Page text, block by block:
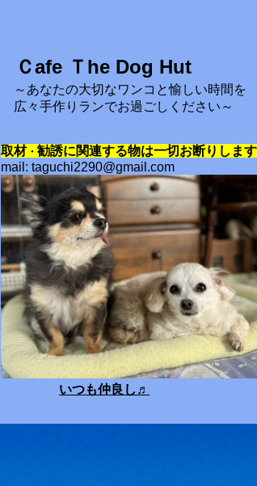
Ｃafe Ｔhe Dog Hut
～あなたの大切なワンコと愉しい時間を
広々手作りランでお過ごしください～
取材・ 勧誘に関連する物は一切お断りします
mail: taguchi2290@gmail.com
いつも仲良し ♬